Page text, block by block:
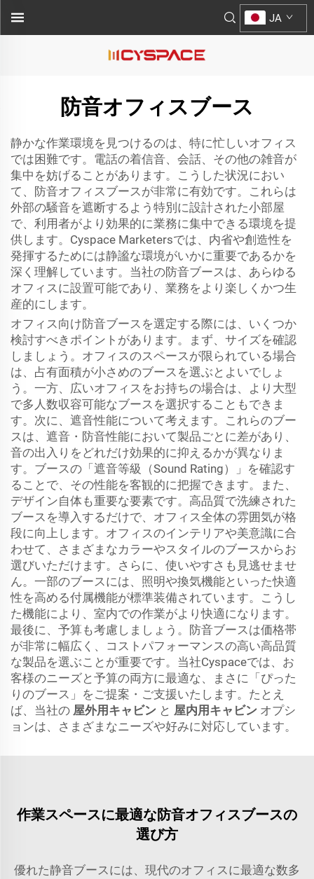
JA
防音オフィスブース
静かな作業環境を見つけるのは、特に忙しいオフィス
では困難です。電話の着信音、会話、その他の雑音が
集中を妨げることがあります。こうした状況におい
て、防音オフィスブースが非常に有効です。これらは
外部の騒音を遮断するよう特別に設計された小部屋
で、利用者がより効果的に業務に集中できる環境を提
供します。Cyspace Marketersでは、内省や創造性を
発揮するためには静謐な環境がいかに重要であるかを
深く理解しています。当社の防音ブースは、あらゆる
オフィスに設置可能であり、業務をより楽しくかつ生
産的にします。
オフィス向け防音ブースを選定する際には、いくつか
検討すべきポイントがあります。まず、サイズを確認
しましょう。オフィスのスペースが限られている場合
は、占有面積が小さめのブースを選ぶとよいでしょ
う。一方、広いオフィスをお持ちの場合は、より大型
で多人数収容可能なブースを選択することもできま
す。次に、遮音性能について考えます。これらのブー
スは、遮音・防音性能において製品ごとに差があり、
音の出入りをどれだけ効果的に抑えるかが異なりま
す。ブースの「遮音等級（Sound Rating）」を確認す
ることで、その性能を客観的に把握できます。また、
デザイン自体も重要な要素です。高品質で洗練された
ブースを導入するだけで、オフィス全体の雰囲気が格
段に向上します。オフィスのインテリアや美意識に合
わせて、さまざまなカラーやスタイルのブースからお
選びいただけます。さらに、使いやすさも見逃せませ
ん。一部のブースには、照明や換気機能といった快適
性を高める付属機能が標準装備されています。こうし
た機能により、室内での作業がより快適になります。
最後に、予算も考慮しましょう。防音ブースは価格帯
が非常に幅広く、コストパフォーマンスの高い高品質
な製品を選ぶことが重要です。当社Cyspaceでは、お
客様のニーズと予算の両方に最適な、まさに「ぴった
りのブース」をご提案・ご支援いたします。たとえ
ば、当社の 屋外用キャビン と 屋内用キャビン オプシ
ョンは、さまざまなニーズや好みに対応しています。
作業スペースに最適な防音オフィスブースの
選び方
優れた静音ブースには、現代のオフィスに最適な数多